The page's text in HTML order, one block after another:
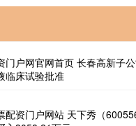
门户网官网首页 长春高新子
临床试验批准
配资门户网站 天下秀（